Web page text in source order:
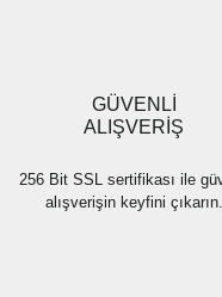
Ürün fiyatı diğer
Bu ürüne benzer farklı
GÜVENLİ
ALIŞVERİŞ
256 Bit SSL sertifikası ile
alışverişin keyfini çıkarın.